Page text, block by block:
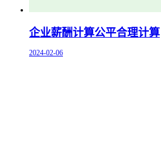
企业薪酬计算公平合理计算
2024-02-06